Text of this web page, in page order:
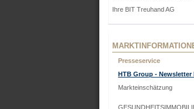
Ihre BIT Treuhand AG
Presseservice
HTB Group - Newsletter
Markteinschätzung